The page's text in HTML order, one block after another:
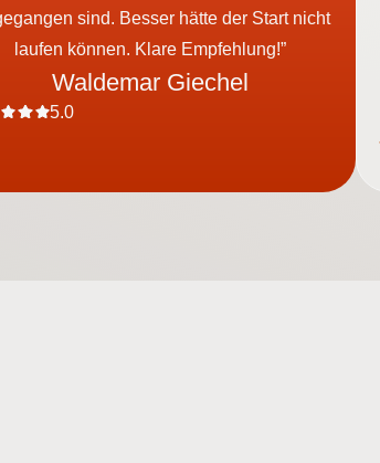
sind. Besser hätte der Start nicht
laufen können. Klare Empfehlung!”
Waldemar Giechel
5.0